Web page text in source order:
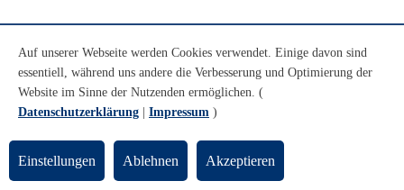
Auf unserer Webseite werden Cookies verwendet. Einige davon sind
essentiell, während uns andere die Verbesserung und Optimierung der
Website im Sinne der Nutzenden ermöglichen. (
Datenschutzerklärung
Impressum )
Einstellungen Ablehnen Akzeptieren